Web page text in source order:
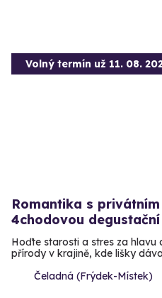
Volný termín už 11. 08.
Romantika s
4chodovou
Hoďte starosti a stres za hlavu
přírody v krajině, kde lišky
Čeladná (Frýdek-Místek)